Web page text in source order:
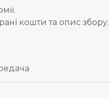
кошти та опис збору.